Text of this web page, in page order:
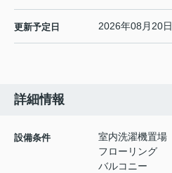
更新予定日 2026年08月20日
詳細情報
設備条件
室内洗濯機置場
フローリング
バルコニー